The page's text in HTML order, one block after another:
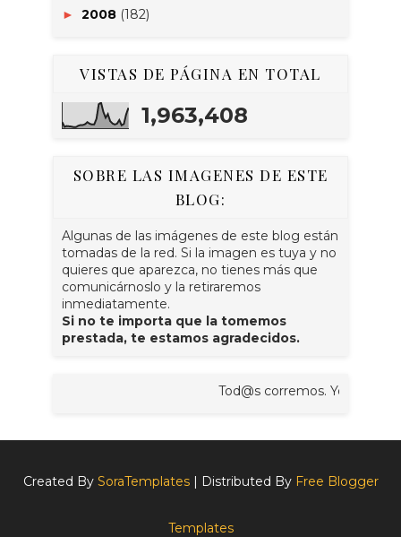
► 2008 (182)
VISTAS DE PÁGINA EN TOTAL
1,963,408
SOBRE LAS IMAGENES DE ESTE
BLOG:
Algunas de las imágenes de este blog están
tomadas de la red. Si la imagen es tuya y no
quieres que aparezca, no tienes más que
comunicárnoslo y la retiraremos
inmediatamente.
Si no te importa que la tomemos
prestada, te estamos agradecidos.
Tod@s corremos. Yo corro, tú
Created By SoraTemplates| Distributed By Free Blogger
Templates